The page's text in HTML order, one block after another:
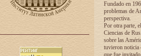
Fundado en
problemas de
perspectiva.
Por otra parte,
Ciencias de
sobre las
tuvieron noticia
que fue